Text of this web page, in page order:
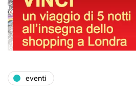
eventi